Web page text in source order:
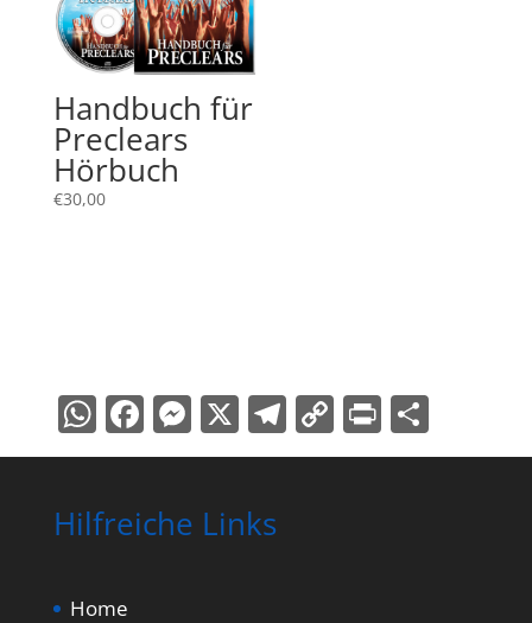
Handbuch für
Preclears
Hörbuch
€30,00
WhatsApp
Facebook
Messenger
X Telegram
Copy
Link
Hilfreiche Links
Home